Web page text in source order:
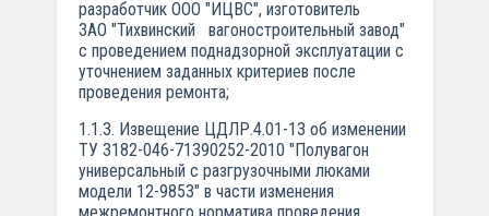
разработчик ООО "ИЦВС", изготовитель
ЗАО "Тихвинский вагоностроительный завод"
с проведением поднадзорной эксплуатации с
уточнением заданных критериев после
проведения ремонта;
1.1.3. Извещение ЦДЛР.4.01-13 об изменении
ТУ 3182-046-71390252-2010 "Полувагон
универсальный с разгрузочными люками
модели 12-9853" в части изменения